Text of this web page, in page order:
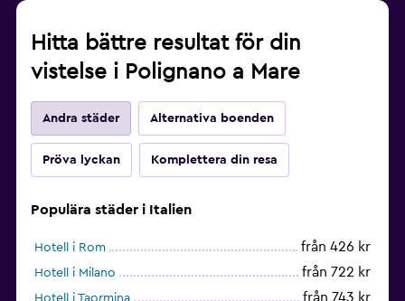
Hitta bättre resultat för din
vistelse i Polignano a Mare
Andra städer Alternativa boenden
Pröva lyckan Komplettera din resa
Populära städer i Italien
Hotell i Rom från 426 kr
Hotell i Milano från 722 kr
Hotell i Taormina från 743 kr